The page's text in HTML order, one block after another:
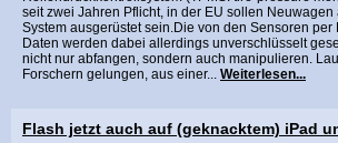
seit zwei Jahren Pflicht, in der EU sollen
System ausgerüstet sein.Die von den Sensoren per
Daten werden dabei allerdings unverschlüsselt
nicht nur abfangen, sondern auch manipulieren.
Forschern gelungen, aus einer... Weiterlesen...
Flash jetzt auch auf (geknacktem) iPad